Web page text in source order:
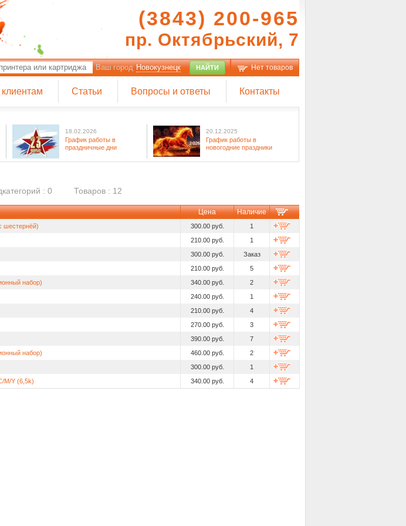
(3843) 200-965
пр. Октябрьский, 7
Ваш город Новокузнецк НАЙТИ Нет товаров
Статьи Вопросы и ответы Контакты
18.02.2026
График работы в
праздничные дни
20.12.2025
График работы в
новогодние праздники
: 0 Товаров : 12
Цена Наличие
шестернёй) 300.00 руб.
1
210.00 руб.
1
300.00 руб.
Заказ
210.00 руб.
5
набор)
340.00 руб.
2
240.00 руб.
1
210.00 руб.
4
270.00 руб.
3
390.00 руб.
7
набор)
460.00 руб.
2
300.00 руб.
1
M/Y (6,5k)
340.00 руб. 4